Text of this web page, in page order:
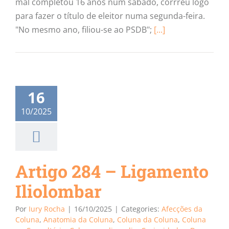
para fazer o título de eleitor numa segunda-feira.
"No mesmo ano, filiou-se ao PSDB"; [...]
16
10/2025
Artigo 284 – Ligamento
Iliolombar
Por Iury Rocha | 16/10/2025 | Categories: Afecções da
Coluna, Anatomia da Coluna, Coluna da Coluna, Coluna